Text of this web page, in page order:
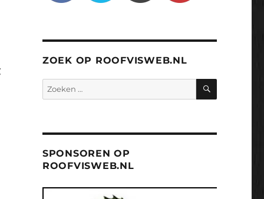
ZOEK OP ROOFVISWEB.NL
Zoeken
naar:
ZOEKEN
SPONSOREN OP
ROOFVISWEB.NL